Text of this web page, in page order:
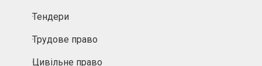
Тендери
Трудове право
Цивільне право